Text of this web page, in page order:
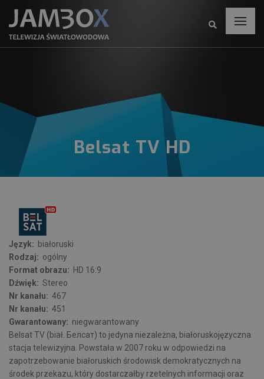
Belsat TV HD
Język: białoruski
Rodzaj: ogólny
Format obrazu: HD 16:9
Dźwięk: Stereo
Nr kanału: 467
Nr kanału: 451
Gwarantowany: niegwarantowany
Belsat TV (biał. Белсат) to jedyna niezależna, białoruskojęzyczna
stacja telewizyjna. Powstała w 2007 roku w odpowiedzi na
zapotrzebowanie białoruskich środowisk demokratycznych na
środek przekazu, który dostarczałby rzetelnych informacji oraz